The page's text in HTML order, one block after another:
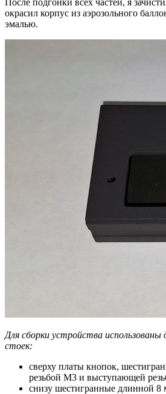
окрасил корпус из аэрозольного
эмалью.
Для сборки устройства использованы
стоек:
сверху платы кнопок,
резьбой М3 и выступающей
снизу шестигранные длинной 8